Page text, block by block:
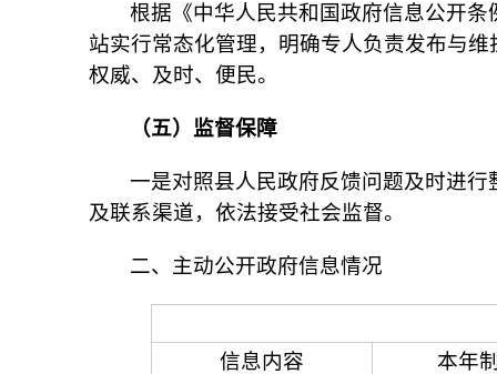
根据《中华人民共和国政府信息公开
站实行常态化管理，明确专人负责发布与
权威、及时、便民。
（五）监督保障
一是对照县人民政府反馈问题及时进
及联系渠道，依法接受社会监督。
二、主动公开政府信息情况
信息内容
本年